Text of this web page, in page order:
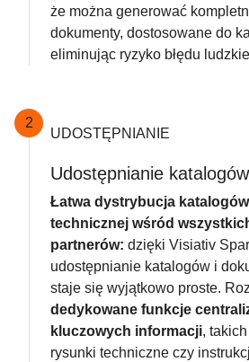
że można generować
dokumenty, dostosowane do
eliminując ryzyko błędu
2
UDOSTĘPNIANIE
Udostępnianie
Łatwa dystrybucja
technicznej wśród
partnerów: dzięki Visiativ
udostępnianie katalogów i
staje się wyjątkowo proste.
dedykowane funkcje
kluczowych informacji,
rysunki techniczne czy